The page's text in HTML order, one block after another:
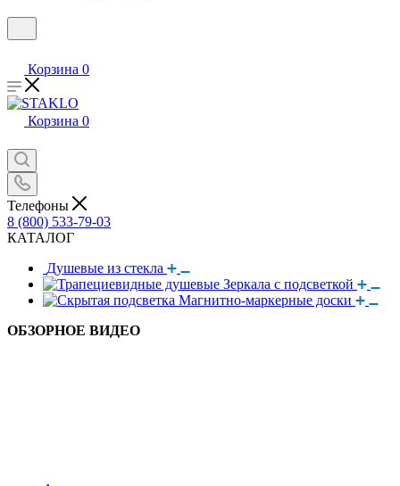
Корзина 0
Корзина 0
Телефоны
8 (800) 533-79-03
КАТАЛОГ
Душевые из стекла
Зеркала с подсветкой
Магнитно-маркерные доски
ОБЗОРНОЕ ВИДЕО